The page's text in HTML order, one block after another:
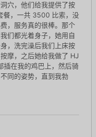
穴，他们给我提供了按
餐，一共 3500 比索，没
，服务真的很棒。那个
们都光着身子，她用自
，洗完澡后我们上床按
摩，之后她给我做了 HJ
插在我的鸡巴上，然后骑
同的姿势，直到我勃